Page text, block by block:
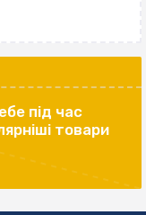
під час
товари